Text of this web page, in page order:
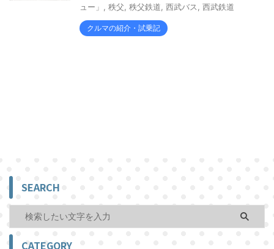
ュー」
秩父 秩父鉄道 西武バス 西武鉄道
クルマの紹介・試乗記
SEARCH
CATEGORY